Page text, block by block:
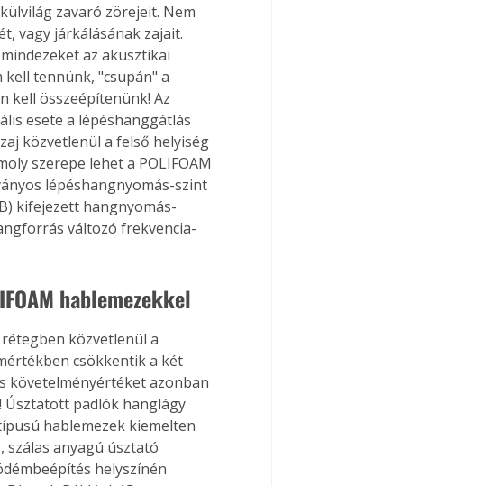
zavaró zörejeit. Nem
vagy járkálásának zajait.
az akusztikai
tennünk, "csupán" a
kell összeépítenünk! Az
esete a lépéshanggátlás
közvetlenül a felső helyiség
szerepe lehet a POLIFOAM
lépéshangnyomás-szint
kifejezett hangnyomás-
változó frekvencia-
hablemezekkel
rétegben közvetlenül a
csökkentik a két
követelményértéket azonban
Úsztatott padlók hanglágy
hablemezek kiemelten
szálas anyagú úsztató
helyszínén